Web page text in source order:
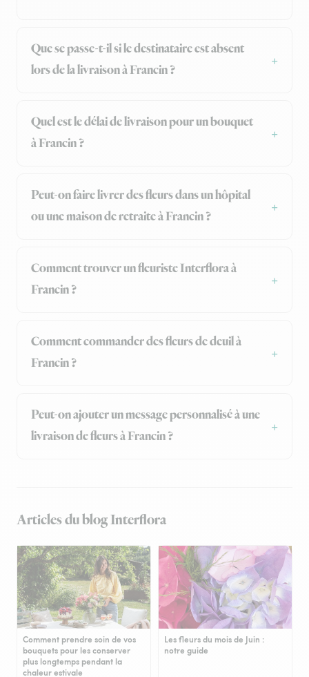
Que se passe-t-il si le destinataire est absent
lors de la livraison à Francin ?
Quel est le délai de livraison pour un bouquet
à Francin ?
Peut-on faire livrer des fleurs dans un hôpital
ou une maison de retraite à Francin ?
Comment trouver un fleuriste Interflora à
Francin ?
Comment commander des fleurs de deuil à
Francin ?
Peut-on ajouter un message personnalisé à une
livraison de fleurs à Francin ?
Articles du blog Interflora
Comment prendre soin de vos
bouquets pour les conserver
plus longtemps pendant la
chaleur estivale
Les fleurs du mois de Juin :
notre guide